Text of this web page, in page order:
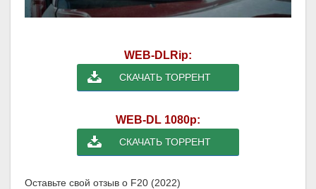
WEB-DLRip:
СКАЧАТЬ ТОРРЕНТ
WEB-DL 1080p:
СКАЧАТЬ ТОРРЕНТ
Оставьте свой отзыв о F20 (2022)